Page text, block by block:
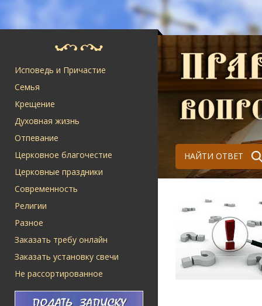
Исповедь и Причастие
Семья
Крещение
Духовная жизнь
Отпевание
Церковное благочестие
Церковные праздники
Современность
Религии
Разное
Заказать требу онлайн
Заказать установку свечи
Не рассортированное
НАЙТИ ОТВЕТ